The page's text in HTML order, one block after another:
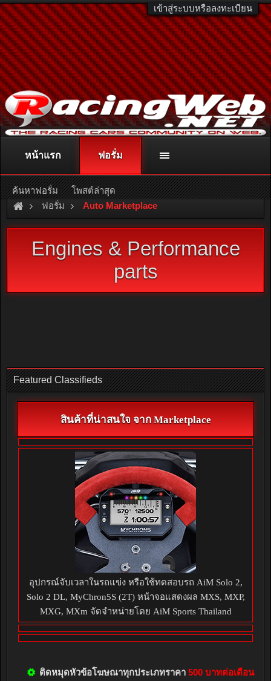
เข้าสู่ระบบหรือลงทะเบียน
ติดต่อลงโฆษณา racingweb@gmail.comหรือโทร. 081-811-1138
หรืออ่านรายละเอียดเพิ่มเติม คลิกที่นี่
ฟอรั่ม Auto Marketplace
Engines & Performance
parts
Featured Classifieds
สินค้าที่น่าสนใจ จาก Marketplace
อุปกรณ์จับเวลาในรถแข่ง หรือใช้ทดสอบรถ AiM Solo 2,
Solo 2 DL, MyChron5S (2T) หน้าจอแสดงผล MXS, MXP,
MXG, MXm จัดจำหน่ายโดย AiM Sports Thailand
ติดหมุดหัวข้อโฆษณาทุกประเภทราคา 500 บาทต่อเดือน
หน้าแรก ฟอรั่ม
ค้นหาฟอรั่ม โพสต์ล่าสุด